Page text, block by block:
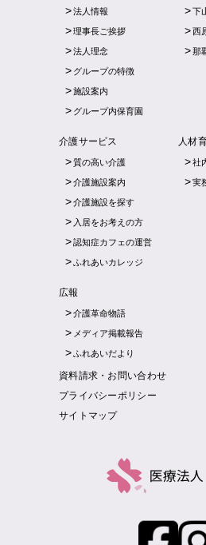
法人情報
理事長ご挨拶
法人理念
グループの特徴
施設案内
グループ内保育園
下
西
那
介護サービス
質の高い介護
介護施設案内
介護施設を探す
入居をお考えの方
認知症カフェの運営
ふれあいカレッジ
人材
社
実
広報
介護革命物語
メディア掲載報告
ふれあいだより
資料請求・お問い合わせ
プライバシーポリシー
サイトマップ